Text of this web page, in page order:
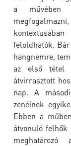
a művében
feloldhatók.
hangnemre,
az első tétel
átvirrasztott
nap. A
zenéinek
Ebben a
átvonuló felhők